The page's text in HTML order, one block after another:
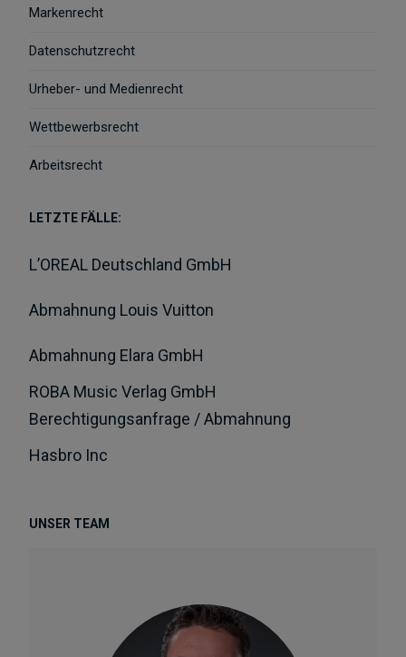
Markenrecht
Datenschutzrecht
Urheber- und Medienrecht
Wettbewerbsrecht
Arbeitsrecht
LETZTE FÄLLE:
L’OREAL Deutschland GmbH
Abmahnung Louis Vuitton
Abmahnung Elara GmbH
ROBA Music Verlag GmbH
Berechtigungsanfrage / Abmahnung
Hasbro Inc
UNSER TEAM